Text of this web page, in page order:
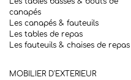
canapés
Les canapés & fauteuils
Les tables de repas
Les fauteuils & chaises de repas
MOBILIER D'EXTERIEUR